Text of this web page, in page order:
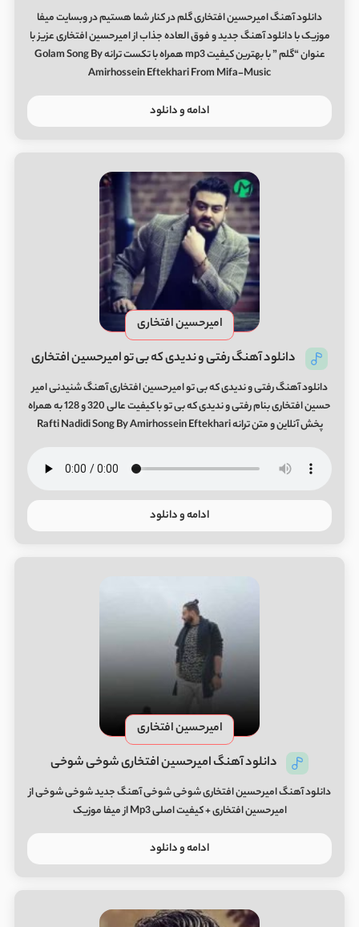
دانلود آهنگ امیرحسین افتخاری گلم در کنار شما هستیم در وبسایت میفا
موزیک با دانلود آهنگ جدید و فوق العاده جذاب از امیرحسین افتخاری عزیز با
عنوان “گلم ” با بهترین کیفیت mp3 همراه با تکست ترانه Golam Song By
Amirhossein Eftekhari From Mifa-Music
ادامه و دانلود
امیرحسین افتخاری
دانلود آهنگ رفتی و ندیدی که بی تو امیرحسین افتخاری
دانلود آهنگ رفتی و ندیدی که بی تو امیرحسین افتخاری آهنگ شنیدنی امیر
حسین افتخاری بنام رفتی و ندیدی که بی تو با کیفیت عالی 320 و 128 به همراه
پخش آنلاین و متن ترانه Rafti Nadidi Song By Amirhossein Eftekhari
ادامه و دانلود
امیرحسین افتخاری
دانلود آهنگ امیرحسین افتخاری شوخی شوخی
دانلود آهنگ امیرحسین افتخاری شوخی شوخی آهنگ جدید شوخی شوخی از
امیرحسین افتخاری + کیفیت اصلی Mp3 از میفا موزیک
ادامه و دانلود